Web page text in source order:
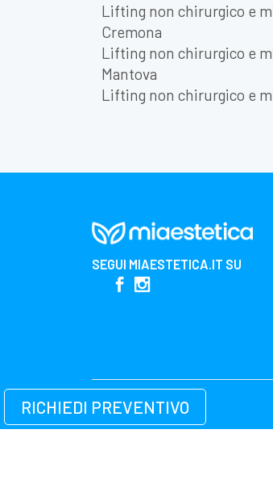
Lifting non chirurgico e
Cremona
Lifting non chirurgico e
Mantova
Lifting non chirurgico e
SEGUI MIAESTETICA.IT SU
RICHIEDI PREVENTIVO